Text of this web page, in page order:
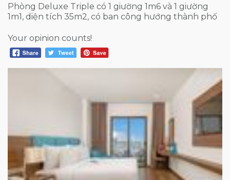
Phòng Deluxe Triple có 1 giường 1m6 và 1 giường
1m1, diện tích 35m2, có ban công hướng thành phố
Your opinion counts!